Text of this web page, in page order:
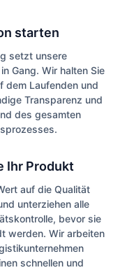
starten
setzt unsere
Gang. Wir halten Sie
dem Laufenden und
Transparenz und
des gesamten
Ihr Produkt
auf die Qualität
unterziehen alle
bevor sie
werden. Wir arbeiten
schnellen und